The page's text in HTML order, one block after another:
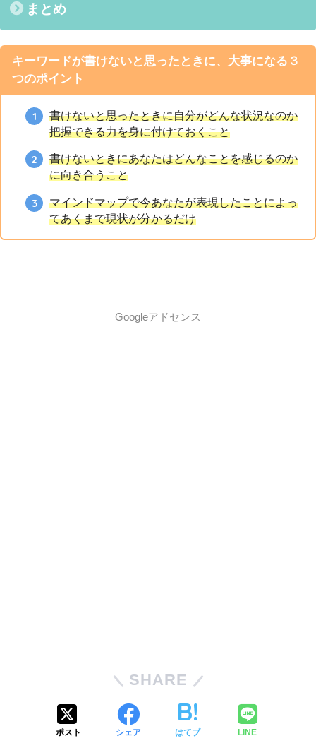
まとめ
キーワードが書けないと思ったときに、大事になる３
つのポイント
書けないと思ったときに自分がどんな状況なのか
把握できる力を身に付けておくこと
書けないときにあなたはどんなことを感じるのか
に向き合うこと
マインドマップで今あなたが表現したことによっ
てあくまで現状が分かるだけ
Googleアドセンス
SHARE
ポスト シェア はてブ LINE